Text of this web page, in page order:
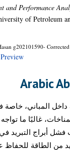
and Performance
of Petroleum
g202101590-
Preview
Arabic
المباني، خاصة
غالبًا ما
أبراج التبريد
الطاقة للحفاظ